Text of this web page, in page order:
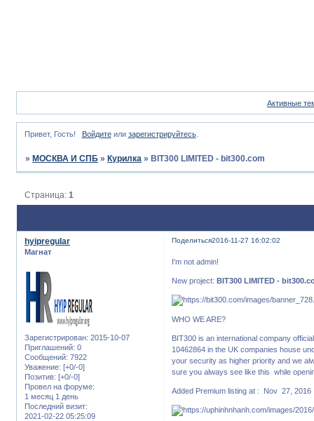
Активные
Привет, Гость! Войдитеили зарегистрируйтесь.
» МОСКВА И СПБ » Курилка » BIT300 LIMITED - bit300.com
Страница:1
Поделиться2016-11-27 16:02:02
hyipregular
Магнат
Зарегистрирован: 2015-10-07
Приглашений: 0
Сообщений: 7922
Уважение: [+0/-0]
Позитив: [+0/-0]
Провел на форуме:
1 месяц 1 день
Последний визит:
2021-02-22 05:25:09
I'm not admin!
New project:BIT300 LIMITED -
WHO WE ARE?
BIT300 is an international company
10462864 in the UK companies house
your security as higher priority and we
sure you always see like this while
Added Premium listing at : Nov 27, 2016